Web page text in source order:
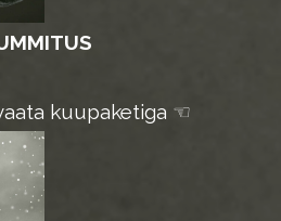
kuupaketiga ☜